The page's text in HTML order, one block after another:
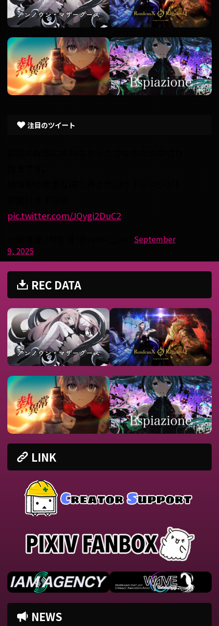
注目のツイート
pic.twitter.com/JQygi2DuC2
September
9, 2025
REC DATA
LINK
NEWS